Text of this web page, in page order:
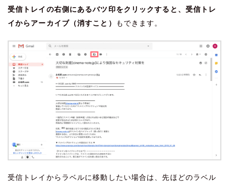
受信トレイの右側にあるバツ印をクリックすると、受信トレ
イからアーカイブ（消すこと）
もできます。
受信トレイからラベルに移動したい場合は、先ほどのラベル